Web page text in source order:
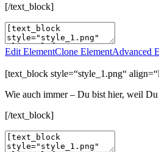
[/text_block]
Edit ElementClone ElementAdvanced
[text_block style=“style_1.png“
Wie auch immer – Du bist hier, weil
[/text_block]